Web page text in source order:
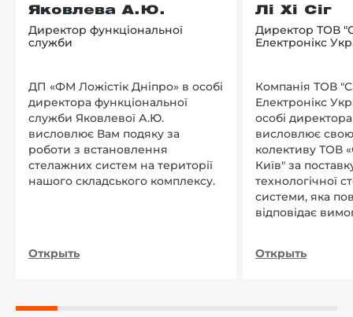
Яковлева А.Ю.
Директор функціональної
служби
ДП «ФМ Ложістік Дніпро» в особі
директора функціональної
служби Яковлевої А.Ю.
висловлює Вам подяку за
роботи з встановлення
стелажних систем на території
нашого складського комплексу.
Открыть
Лі Хі Сіг
Директор ТОВ
Електронікс
Компанія ТОВ
Електронікс
особі
висловлює
колективу ТОВ
Київ" за
технологічної
системи, яка
відповідає
Открыть